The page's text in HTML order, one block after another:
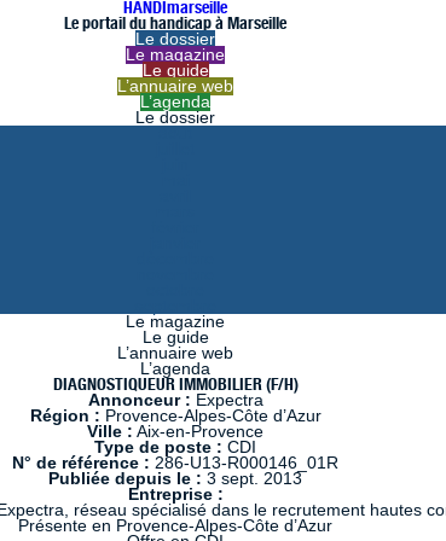
HANDImarseille
Le portail du handicap à Marseille
Le dossier
Le magazine
Le guide
L’annuaire web
L’agenda
Le dossier
Le magazine
Le guide
L’annuaire web
L’agenda
DIAGNOSTIQUEUR IMMOBILIER (F/H)
Annonceur : Expectra
Région : Provence-Alpes-Côte d’Azur
Ville : Aix-en-Provence
Type de poste : CDI
N° de référence : 286-U13-R000146_01R
Publiée depuis le : 3 sept. 2013
Entreprise :
réseau spécialisé dans le recrutement hautes
Présente en Provence-Alpes-Côte d’Azur